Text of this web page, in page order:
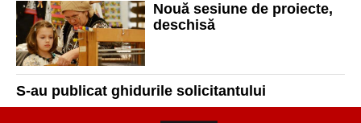
Nouă sesiune de proiecte,
deschisă
S-au publicat ghidurile solicitantului